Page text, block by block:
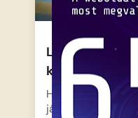
Lego Friends
kedvencek
Heartlake City
járja át, ugyanis a…